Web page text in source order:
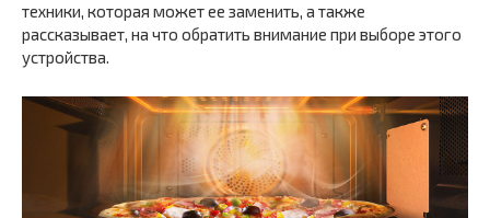
техники, которая может ее заменить, а также
рассказывает, на что обратить внимание при выборе этого
устройства.